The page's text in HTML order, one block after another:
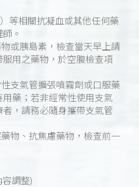
等相關抗凝血或其他任何藥
。
或胰島素，檢查當天早上請
用之藥物，於空腹檢查項
支氣管擴張噴霧劑或口服藥
藥；若非經常性使用支氣
，請務必隨身攜帶支氣管
物、抗焦慮藥物，檢查前一
調整)